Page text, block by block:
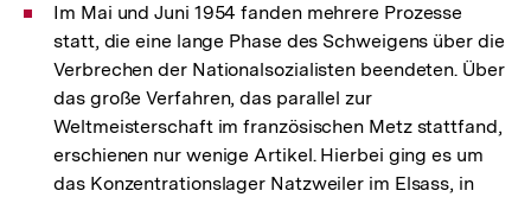
Im Mai und Juni 1954 fanden mehrere Prozesse
statt, die eine lange Phase des Schweigens über die
Verbrechen der Nationalsozialisten beendeten. Über
das große Verfahren, das parallel zur
Weltmeisterschaft im französischen Metz stattfand,
erschienen nur wenige Artikel. Hierbei ging es um
das Konzentrationslager Natzweiler im Elsass, in